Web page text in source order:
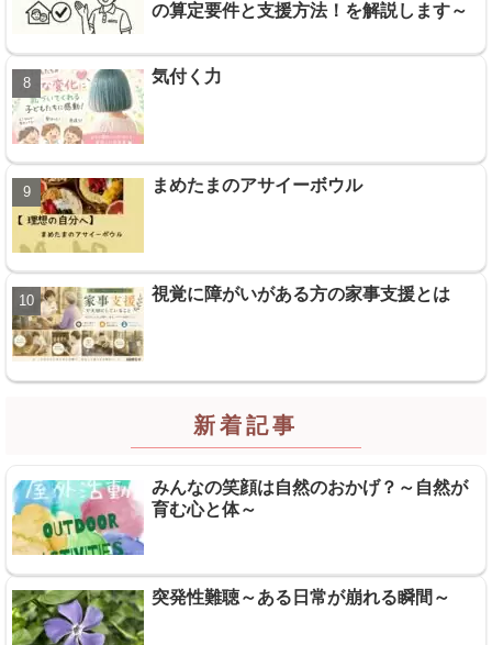
の算定要件と支援方法！を解説します～
気付く力
まめたまのアサイーボウル
視覚に障がいがある方の家事支援とは
新着記事
みんなの笑顔は自然のおかげ？～自然が
育む心と体～
突発性難聴～ある日常が崩れる瞬間～